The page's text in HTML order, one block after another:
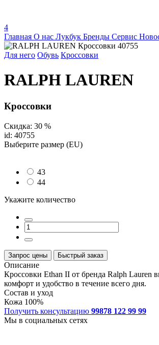
4
Главная О нас Лукбук Бренды Сервис
Для него Обувь Кроссовки
RALPH LAUREN
Кроссовки
Скидка: 30 %
id: 40755
Выберите размер (EU)
43
44
Укажите количество
Запрос цены Быстрый заказ
Описание
Кроссовки Ethan II от бренда Ralph Lauren
комфорт и удобство в течение всего дня.
Состав и уход
Кожа 100%
Получить консультацию 99878 122 99 99
Мы в социальных сетях